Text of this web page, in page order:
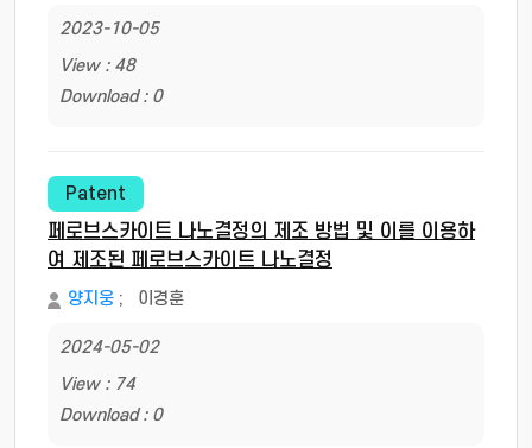
2023-10-05
View : 48
Download : 0
Patent
페로브스카이트 나노결정의 제조 방법 및 이를 이용하
여 제조된 페로브스카이트 나노결정
양지웅 ; 이경훈
2024-05-02
View : 74
Download : 0